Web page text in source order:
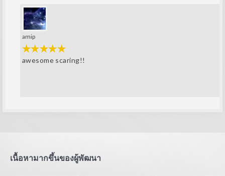
amip
awesome scaring!!
เนื้อหามากขึ้นของผู้พัฒนา